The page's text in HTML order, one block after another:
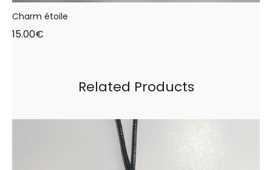
Charm étoile
15.00€
Related Products